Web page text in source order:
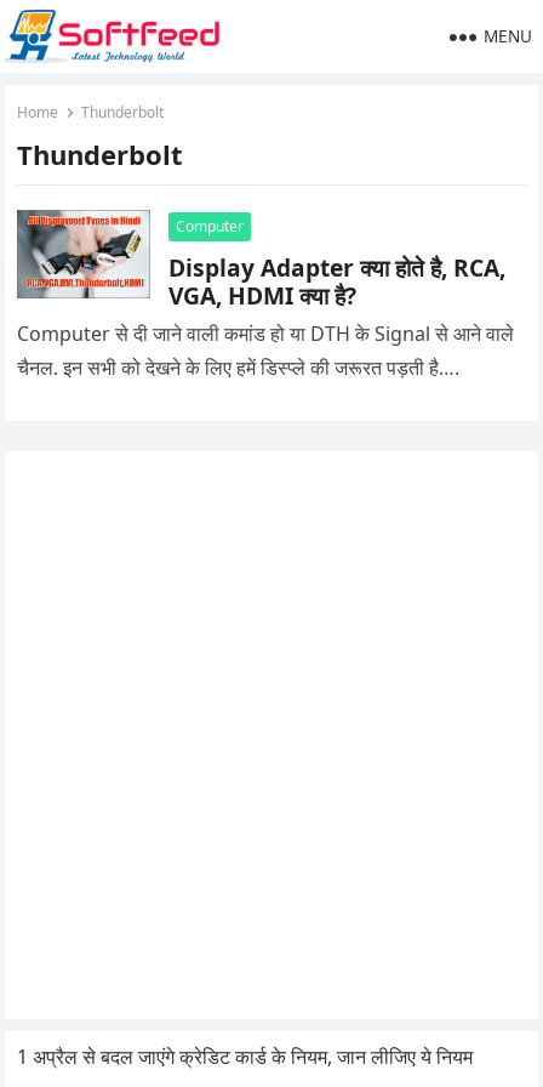
MENU
Home Thunderbolt
Thunderbolt
Computer
Display Adapter क्या होते है, RCA,
VGA, HDMI क्या है?
Computer से दी जाने वाली कमांड हो या DTH के Signal से आने वाले
चैनल. इन सभी को देखने के लिए हमें डिस्प्ले की जरूरत पड़ती है….
1 अप्रैल से बदल जाएंगे क्रेडिट कार्ड के नियम, जान लीजिए ये नियम